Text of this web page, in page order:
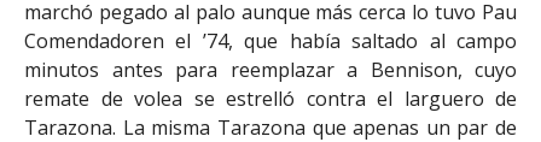
marchó pegado al palo aunque más cerca lo tuvo Pau
Comendadoren el ’74, que había saltado al campo
minutos antes para reemplazar a Bennison, cuyo
remate de volea se estrelló contra el larguero de
Tarazona. La misma Tarazona que apenas un par de